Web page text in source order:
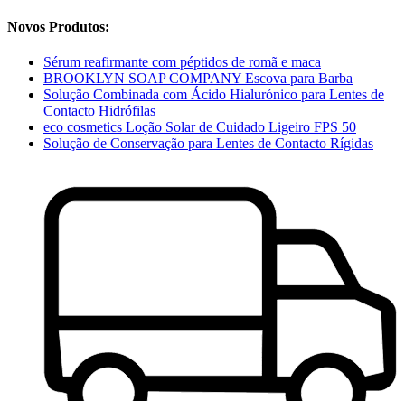
Novos Produtos:
Sérum reafirmante com péptidos de romã e maca
BROOKLYN SOAP COMPANY Escova para Barba
Solução Combinada com Ácido Hialurónico para Lentes de
Contacto Hidrófilas
eco cosmetics Loção Solar de Cuidado Ligeiro FPS 50
Solução de Conservação para Lentes de Contacto Rígidas